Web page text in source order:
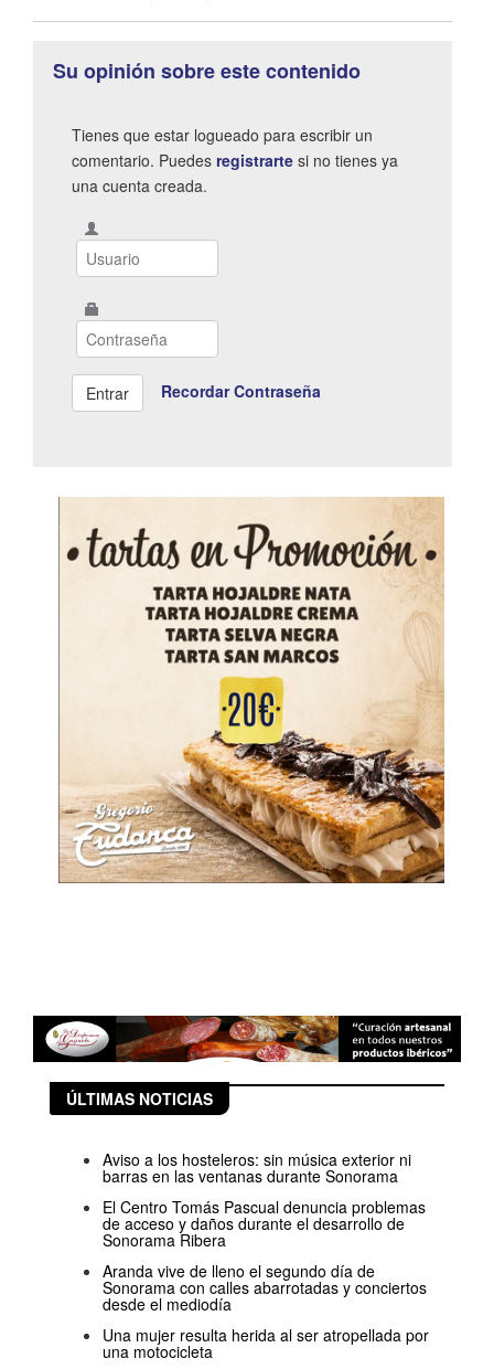
Su opinión sobre este contenido
Tienes que estar logueado para escribir un
comentario. Puedes registrarte si no tienes ya
una cuenta creada.
Recordar Contraseña
ÚLTIMAS NOTICIAS
Aviso a los hosteleros: sin música exterior ni
barras en las ventanas durante Sonorama
El Centro Tomás Pascual denuncia problemas
de acceso y daños durante el desarrollo de
Sonorama Ribera
Aranda vive de lleno el segundo día de
Sonorama con calles abarrotadas y conciertos
desde el mediodía
Una mujer resulta herida al ser atropellada por
una motocicleta